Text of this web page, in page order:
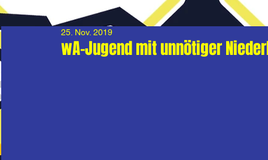
wA-Jugend mit unnötiger
25. Nov. 2019